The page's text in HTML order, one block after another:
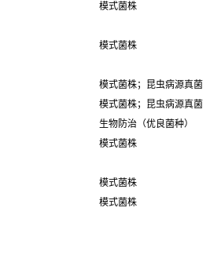
模式菌株
模式菌株
模式菌株；昆虫病源真菌
模式菌株；昆虫病源真菌
生物防治（优良菌种）
模式菌株
模式菌株
模式菌株